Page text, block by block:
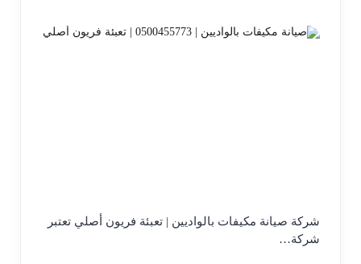
شركة صيانة مكيفات بالواديين | تعبئة فريون أصلي تعتبر
شركة…